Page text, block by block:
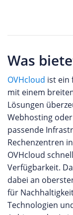
Was
OVHcloud ist ein
mit einem
Lösungen
Webhosting
passende
Rechenzentren
OVHcloud
Verfügbarkeit.
dabei an
für
Technologien